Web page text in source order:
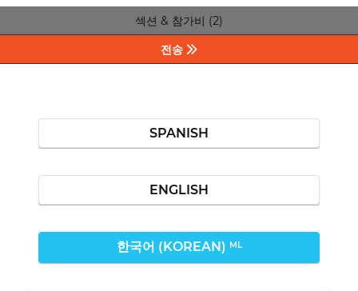
섹션 & 참가비 (2)
전송
SPANISH
ENGLISH
한국어 (KOREAN) ML